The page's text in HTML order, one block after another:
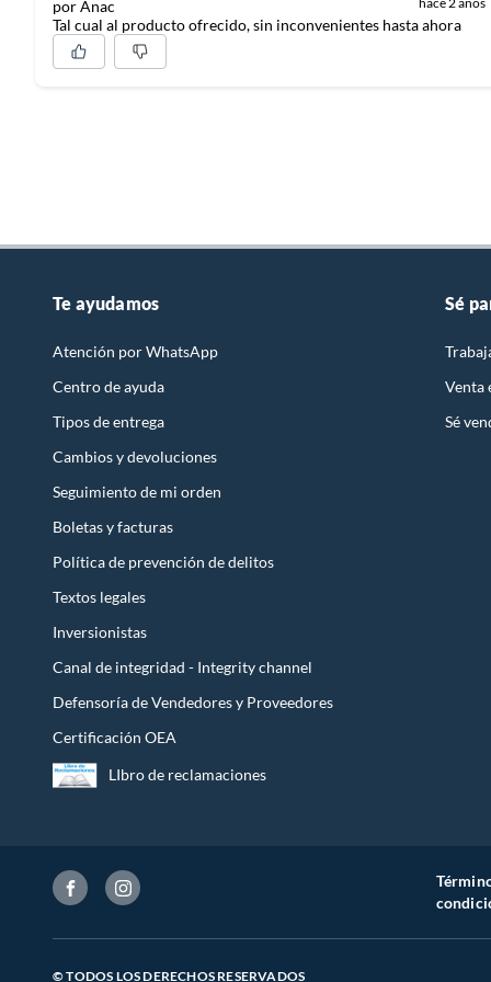
Núcleos del procesador
Sistema operativo iOS
Memoria RAM No
por Anac
Tal cual al producto ofrecido, sin inconvenientes hasta ahora
Te ayudamos
Atención por WhatsApp
Centro de ayuda
Tipos de entrega
Cambios y devoluciones
Seguimiento de mi orden
Boletas y facturas
Política de prevención de delitos
Textos legales
Inversionistas
Canal de integridad - Integrity channel
Defensoría de Vendedores y Proveedores
Certificación OEA
LIbro de reclamaciones
Sé
Venta
Sé
© TODOS LOS DERECHOS RESERVADOS